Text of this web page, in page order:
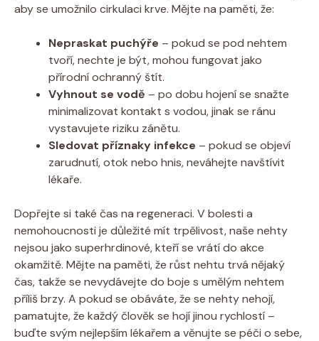
aby se umožnilo cirkulaci krve. Mějte na paměti, že:
Nepraskat puchýře – pokud se pod nehtem
tvoří, nechte je být, mohou fungovat jako
přírodní ochranný štít.
Vyhnout se vodě – po dobu hojení se snažte
minimalizovat kontakt s vodou, jinak se ránu
vystavujete riziku zánětu.
Sledovat příznaky infekce – pokud se objeví
zarudnutí, otok nebo hnis, neváhejte navštívit
lékaře.
Dopřejte si také čas na regeneraci. V bolesti a
nemohoucnosti je důležité mít trpělivost, naše nehty
nejsou jako superhrdinové, kteří se vrátí do akce
okamžitě. Mějte na paměti, že růst nehtu trvá nějaký
čas, takže se nevydávejte do boje s umělým nehtem
příliš brzy. A pokud se obáváte, že se nehty nehojí,
pamatujte, že každý člověk se hojí jinou rychlostí –
buďte svým nejlepším lékařem a věnujte se péči o sebe,